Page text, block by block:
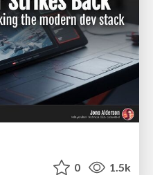
0 1.5k